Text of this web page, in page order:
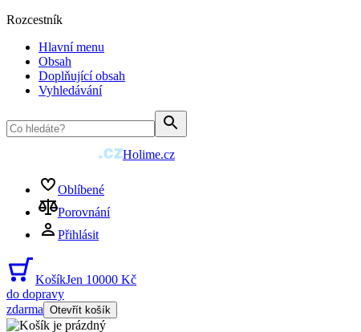
Rozcestník
Hlavní menu
Obsah
Doplňující obsah
Vyhledávání
Holime.cz
Oblíbené
Porovnání
Přihlásit
KošíkJen 10000 Kč
do dopravy
zdarma Otevřít košík